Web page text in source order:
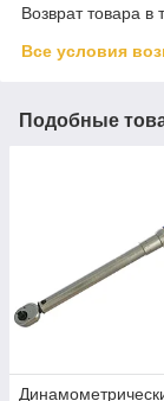
Возврат товара в
Все условия
Подобные